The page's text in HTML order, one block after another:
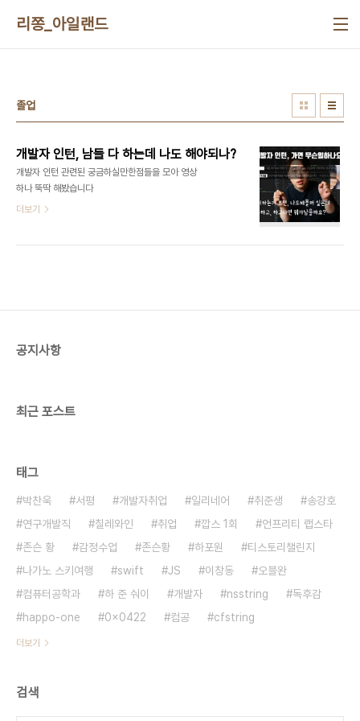
리쫑_아일랜드
졸업
개발자 인턴, 남들 다 하는데 나도 해야되나?
개발자 인턴 관련된 궁금하실만한점들을 모아 영상
하나 뚝딱 해봤습니다
더보기
공지사항
최근 포스트
태그
박찬욱 서평 개발자취업 일리네어 취준생
송강호
연구개발직
칠레와인 취업 깝스 1회
언프리티 랩스타
존슨 황
감정수업 존슨황 하포원
티스토리챌린지
나가노 스키여행
swift JS 이창동
오블완
컴퓨터공학과
하 준 숴이 개발자 nsstring
독후감
happo-one
0x0422 컴공 cfstring
더보기
검색